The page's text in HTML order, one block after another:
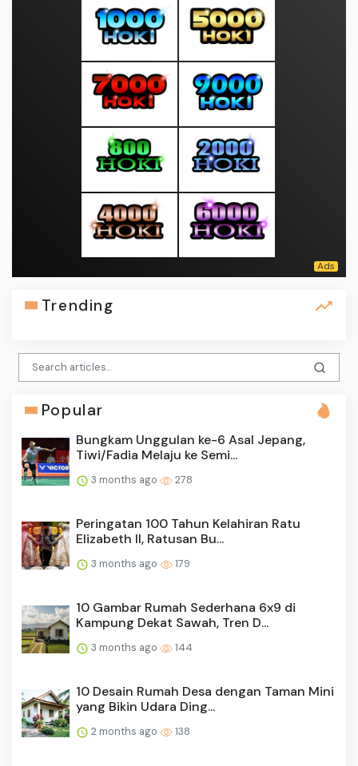
Trending
Popular
Bungkam Unggulan ke-6 Asal Jepang,
Tiwi/Fadia Melaju ke Semi...
3 months ago 278
Peringatan 100 Tahun Kelahiran Ratu
Elizabeth II, Ratusan Bu...
3 months ago 179
10 Gambar Rumah Sederhana 6x9 di
Kampung Dekat Sawah, Tren D...
3 months ago 144
10 Desain Rumah Desa dengan Taman Mini
yang Bikin Udara Ding...
2 months ago 138